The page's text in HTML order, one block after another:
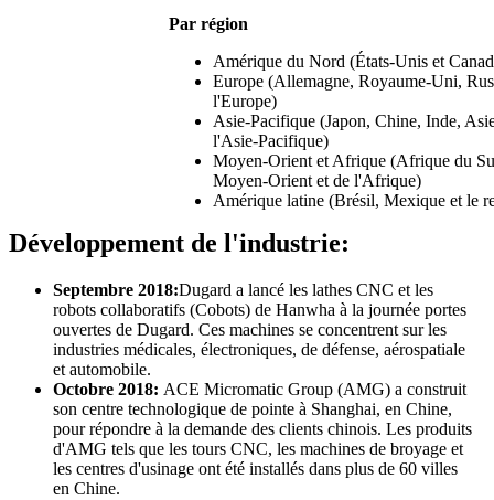
Par région
Amérique du Nord (États-Unis et
Europe (Allemagne, Royaume-Uni,
l'Europe)
Asie-Pacifique (Japon, Chine, Inde,
l'Asie-Pacifique)
Moyen-Orient et Afrique (Afrique du
Moyen-Orient et de l'Afrique)
Amérique latine (Brésil, Mexique et le
Développement de l'industrie:
Septembre 2018:Dugard a lancé les lathes CNC et les
robots collaboratifs (Cobots) de Hanwha à la journée portes
ouvertes de Dugard. Ces machines se concentrent sur les
industries médicales, électroniques, de défense, aérospatiale
et automobile.
Octobre 2018: ACE Micromatic Group (AMG) a construit
son centre technologique de pointe à Shanghai, en Chine,
pour répondre à la demande des clients chinois. Les produits
d'AMG tels que les tours CNC, les machines de broyage et
les centres d'usinage ont été installés dans plus de 60 villes
en Chine.